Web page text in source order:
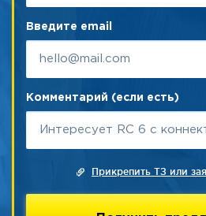
Введите email
Комментарий (если есть)
Прикрепить ТЗ или